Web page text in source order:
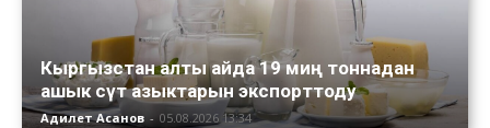
Кыргызстан алты айда 19 миң тоннадан
ашык сүт азыктарын экспорттоду
Адилет Асанов - 05.08.2026 13:34